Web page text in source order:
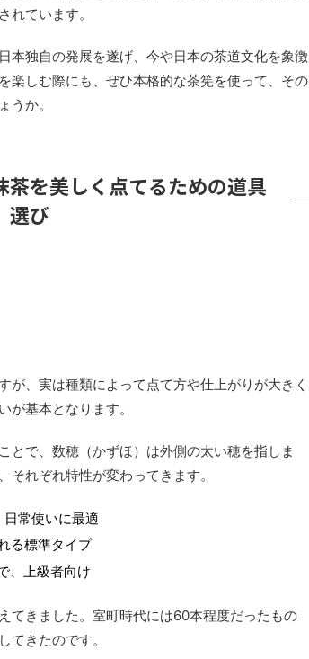
れています。
本独自の発展を遂げ、今や日本の茶道文化を象徴
楽しむ際にも、ぜひ本格的な茶筅を使って、その
うか。
を美しく点てるための道具
選び
が、実は種類によって点て方や仕上がりが大きく
が基本となります。
とで、数穂（かずほ）は外側の太い穂を指しま
れぞれ特性が変わってきます。
日常使いに最適
る標準タイプ
、上級者向け
てきました。室町時代には60本程度だったもの
てきたのです。